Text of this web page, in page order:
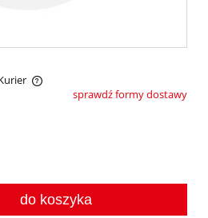
kosztów płatności
sprawdź formy dostawy
do koszyka